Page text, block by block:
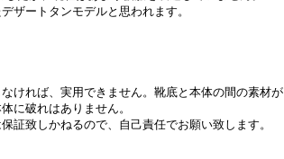
ザートタンモデルと思われます。
ければ、実用できません。靴底と本体の間の素材が
に破れはありません。
証致しかねるので、自己責任でお願い致します。